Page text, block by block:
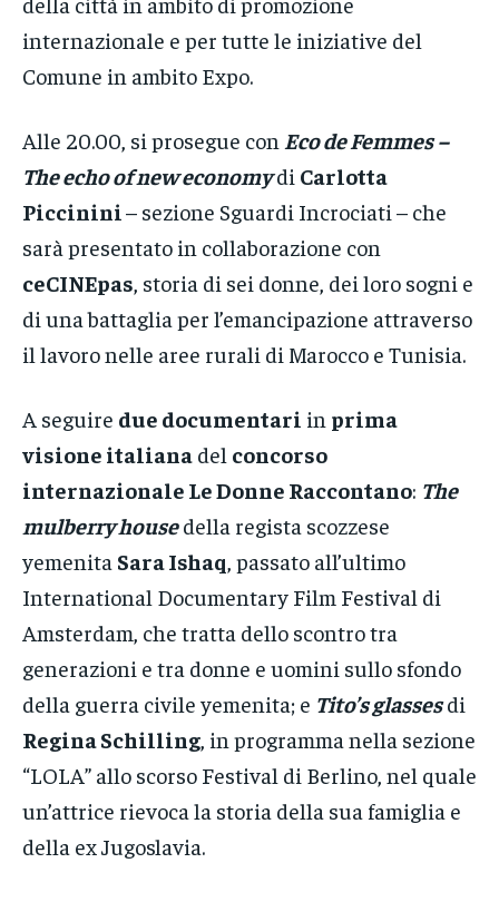
internazionale e per tutte le iniziative del
Comune in ambito Expo.
Alle 20.00, si prosegue con Eco de Femmes –
The echo of new economydi Carlotta
Piccinini– sezione Sguardi Incrociati – che
sarà presentato in collaborazione con
ceCINEpas, storia di sei donne, dei loro sogni e
di una battaglia per l’emancipazione attraverso
il lavoro nelle aree rurali di Marocco e Tunisia.
A seguire due documentari in prima
visione italiana del concorso
internazionale Le Donne Raccontano: The
mulberry housedella regista scozzese
yemenita Sara Ishaq, passato all’ultimo
International Documentary Film Festival di
Amsterdam, che tratta dello scontro tra
generazioni e tra donne e uomini sullo sfondo
della guerra civile yemenita; e Tito’s glassesdi
Regina Schilling, in programma nella sezione
“LOLA” allo scorso Festival di Berlino, nel quale
un’attrice rievoca la storia della sua famiglia e
della ex Jugoslavia.